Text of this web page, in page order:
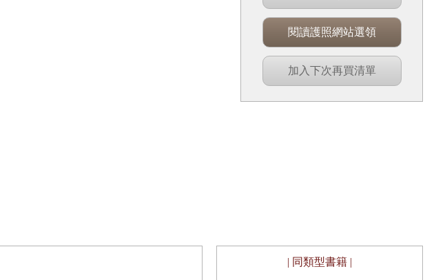
閱讀護照網站選領
加入下次再買清單
| 同類型書籍 |